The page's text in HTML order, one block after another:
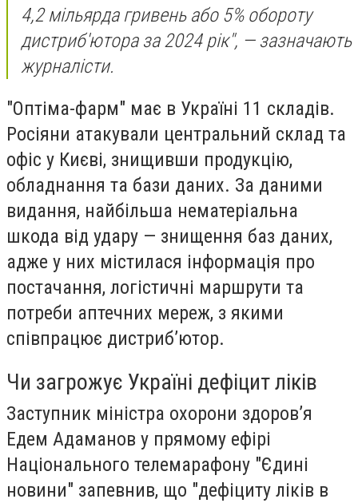
4,2 мільярда гривень або 5% обороту
дистриб'ютора за 2024 рік", — зазначають
журналісти.
"Оптіма-фарм" має в Україні 11 складів.
Росіяни атакували центральний склад та
офіс у Києві, знищивши продукцію,
обладнання та бази даних. За даними
видання, найбільша нематеріальна
шкода від удару — знищення баз даних,
адже у них містилася інформація про
постачання, логістичні маршрути та
потреби аптечних мереж, з якими
співпрацює дистрибʼютор.
Чи загрожує Україні дефіцит ліків
Заступник міністра охорони здоровʼя
Едем Адаманов у прямому ефірі
Національного телемарафону "Єдині
новини" запевнив, що "дефіциту ліків в